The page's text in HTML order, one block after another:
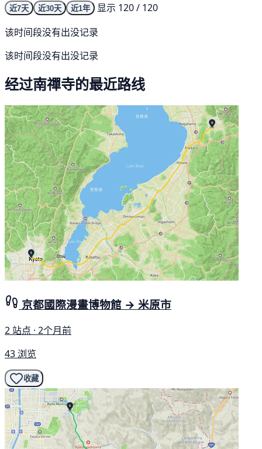
近7天 近30天 近1年
显示 120 / 120
该时间段没有出没记录
该时间段没有出没记录
经过南禪寺的最近路线
京都國際漫畫博物館 → 米原市
2 站点 · 2个月前
43 浏览
收藏